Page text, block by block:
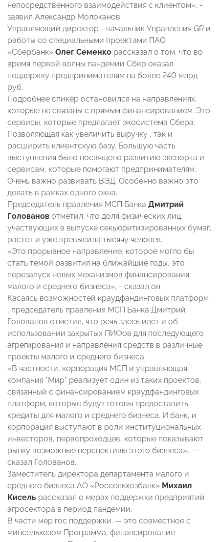
непосредственного взаимодействия с клиентом», -
заявил Александр Молоканов.
Управляющий директор - начальник Управления GR и
работы со специальными проектами ПАО
«Сбербанк» Олег Семенко рассказал о том, что во
время первой волны пандемии Сбер оказал
поддержку предпринимателям на более 240 млрд
руб.
Подробнее спикер остановился на направлениях,
которые не связаны с прямым финансированием. Это
сервисы, которые предлагает экосистема Сбера.
Позволяющая как увеличить выручку , так и
расширить клиентскую базу. Большую часть
выступления было посвящено развитию экспорта и
сервисам, которые помогают предпринимателям.
Очень важно развивать ВЭД. Особенно важно это
делать в рамках одного окна.
Председатель правления МСП Банка Дмитрий
Голованов отметил, что доля физических лиц,
участвующих в выпуске секьюритизированных бумаг,
растет и уже превысила тысячу человек.
«Это прорывное направление, которое могло бы
стать темой развития на ближайшие годы, это
перезапуск новых механизмов финансирования
малого и среднего бизнеса», - сказал он.
Касаясь возможностей краудфандинговых платформ
, председатель правления МСП Банка Дмитрий
Голованов отметил, что речь здесь идет и об
использовании закрытых ПИФов для последующего
агрегирования и направления средств в различные
проекты малого и среднего бизнеса.
«В частности, корпорация МСП и управляющая
компания "Мир" реализует один из таких проектов,
связанный с финансированием краудфандинговых
платформ, которые будут готовы предоставить
кредиты для малого и среднего бизнеса. И банк, и
корпорация выступают в роли институциональных
инвесторов, первопроходцев, которые показывают
рынку возможные перспективы этого бизнеса», —
сказал Голованов.
Заместитель директора департамента малого и
среднего бизнеса АО «Россельхозбанк» Михаил
Кисель рассказал о мерах поддержки предприятий
агросектора в период пандемии.
В части мер гос поддержки. — это совместное с
минсельхозом Программа, финансирование